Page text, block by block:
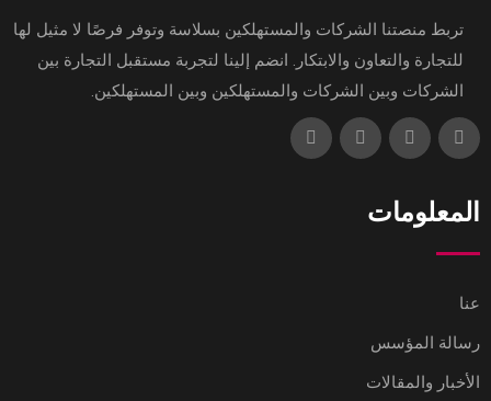
تربط منصتنا الشركات والمستهلكين بسلاسة وتوفر فرصًا لا مثيل لها
للتجارة والتعاون والابتكار. انضم إلينا لتجربة مستقبل التجارة بين
الشركات وبين الشركات والمستهلكين وبين المستهلكين.
المعلومات
عنا
رسالة المؤسس
الأخبار والمقالات